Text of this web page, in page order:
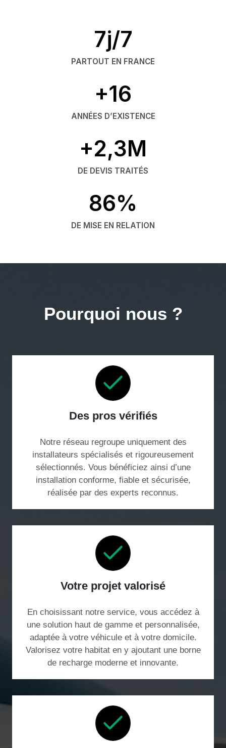
7j/7
PARTOUT EN FRANCE
+16
ANNÉES D’EXISTENCE
+2,3M
DE DEVIS TRAITÉS
86%
DE MISE EN RELATION
Pourquoi nous ?
Des pros vérifiés
Notre réseau regroupe uniquement des
installateurs spécialisés et rigoureusement
sélectionnés. Vous bénéficiez ainsi d’une
installation conforme, fiable et sécurisée,
réalisée par des experts reconnus.
Votre projet valorisé
En choisissant notre service, vous accédez à
une solution haut de gamme et personnalisée,
adaptée à votre véhicule et à votre domicile.
Valorisez votre habitat en y ajoutant une borne
de recharge moderne et innovante.